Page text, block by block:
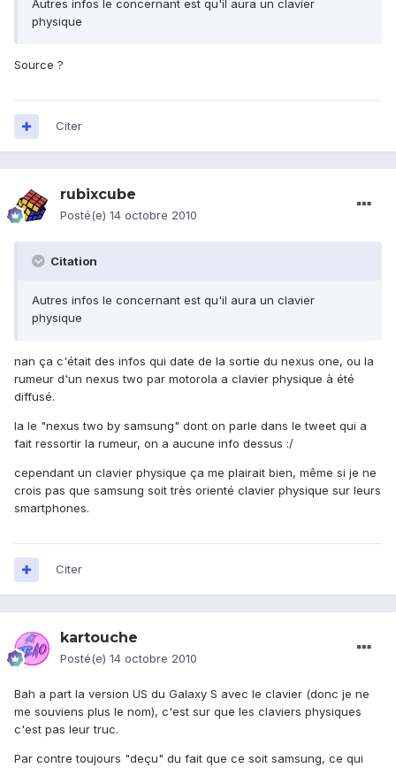
Autres infos le concernant est qu'il aura un clavier
physique
Source ?
Citer
rubixcube
Posté(e) 14 octobre 2010
Citation
Autres infos le concernant est qu'il aura un clavier
physique
nan ça c'était des infos qui date de la sortie du nexus one, ou la
rumeur d'un nexus two par motorola a clavier physique à été
diffusé.
la le "nexus two by samsung" dont on parle dans le tweet qui a
fait ressortir la rumeur, on a aucune info dessus :/
cependant un clavier physique ça me plairait bien, même si je ne
crois pas que samsung soit très orienté clavier physique sur leurs
smartphones.
Citer
kartouche
Posté(e) 14 octobre 2010
Bah a part la version US du Galaxy S avec le clavier (donc je ne
me souviens plus le nom), c'est sur que les claviers physiques
c'est pas leur truc.
Par contre toujours "deçu" du fait que ce soit samsung, ce qui